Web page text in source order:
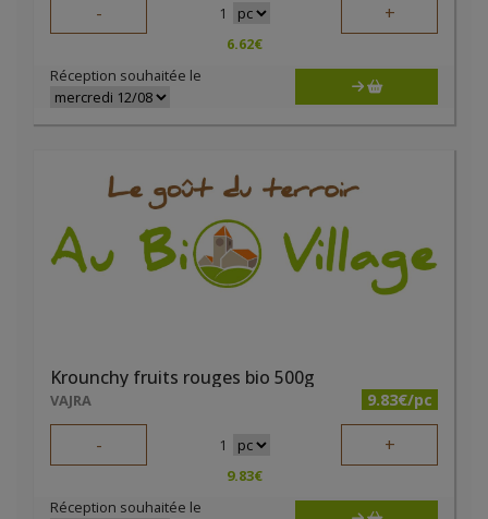
- 1 +
6.62€
Réception souhaitée le
Krounchy fruits rouges bio 500g
VAJRA 9.83€/pc
- 1 +
9.83€
Réception souhaitée le